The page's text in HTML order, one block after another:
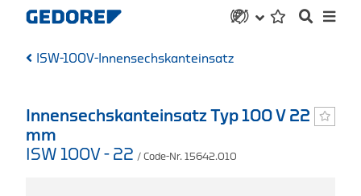
ISW-100V-Innensechskanteinsatz
Innensechskanteinsatz Typ 100 V 22
mm
ISW 100V - 22 / Code-Nr. 15642.010